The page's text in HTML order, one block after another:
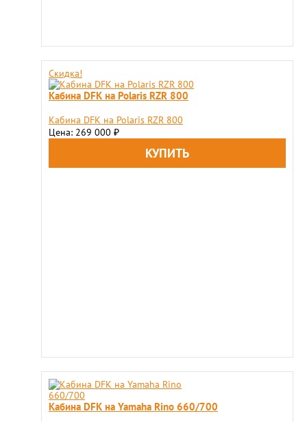
Скидка!
Кабина DFK на Polaris RZR 800
Кабина DFK на Polaris RZR 800
Цена: 269 000 ₽
Кабина DFK на Yamaha Rino 660/700